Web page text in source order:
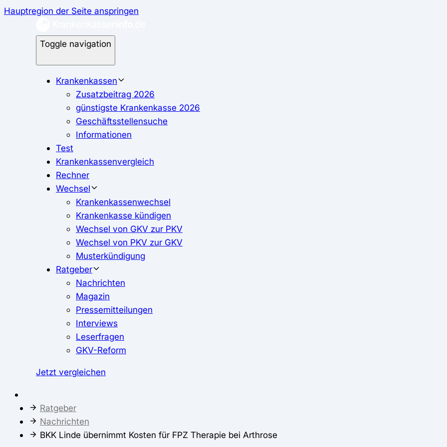
Hauptregion der Seite anspringen
Toggle navigation
Krankenkassen
Zusatzbeitrag 2026
günstigste Krankenkasse 2026
Geschäftsstellensuche
Informationen
Test
Krankenkassenvergleich
Rechner
Wechsel
Krankenkassenwechsel
Krankenkasse kündigen
Wechsel von GKV zur PKV
Wechsel von PKV zur GKV
Musterkündigung
Ratgeber
Nachrichten
Magazin
Pressemitteilungen
Interviews
Leserfragen
GKV-Reform
Jetzt vergleichen
Ratgeber
Nachrichten
BKK Linde übernimmt Kosten für FPZ Therapie bei Arthrose